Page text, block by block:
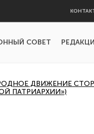
СОВЕТ
ДВИЖЕНИЕ
ПАТРИАРХИИ»)